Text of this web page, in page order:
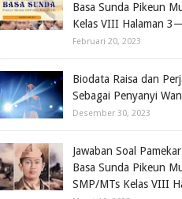
Basa Sunda Pikeun
Kelas VIII Halaman
Februari 20, 2023
Biodata Raisa dan
Sebagai Penyanyi
Desember 30, 2023
Jawaban Soal
Basa Sunda Pikeun
SMP/MTs Kelas VIII